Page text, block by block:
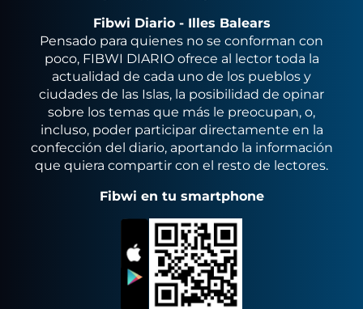
Fibwi Diario - Illes Balears
Pensado para quienes no se conforman con
poco, FIBWI DIARIO ofrece al lector toda la
actualidad de cada uno de los pueblos y
ciudades de las Islas, la posibilidad de opinar
sobre los temas que más le preocupan, o,
incluso, poder participar directamente en la
confección del diario, aportando la información
que quiera compartir con el resto de lectores.
Fibwi en tu smartphone